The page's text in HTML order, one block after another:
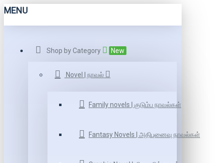
MENU
Shop by Category New
Novel | நாவல்
Family novels | குடும்ப நாவல்கள்
Fantasy Novels | அதிபுனைவு நாவல்கள்